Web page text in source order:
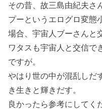
その昔、故三島由紀夫さ
プーというエログロ変態
場合、宇宙人ブーさんと
ワタスも宇宙人と交信で
ですが。
やはり世の中が混乱しだ
き生きと輝きだす。
良かったら参考にしてく